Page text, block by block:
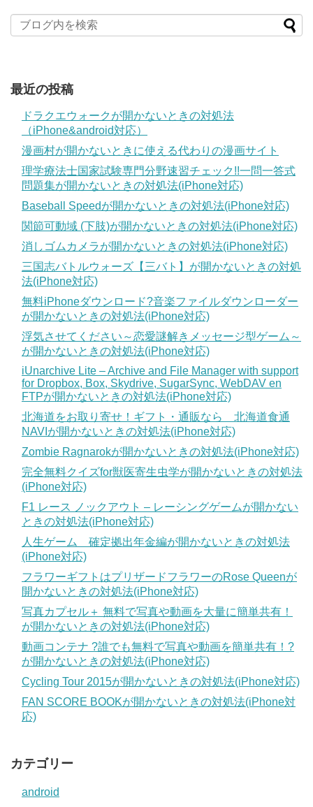
最近の投稿
ドラクエウォークが開かないときの対処法
（iPhone&android対応）
漫画村が開かないときに使える代わりの漫画サイト
理学療法士国家試験専門分野速習チェック!!一問一答式
問題集が開かないときの対処法(iPhone対応)
Baseball Speedが開かないときの対処法(iPhone対応)
関節可動域 (下肢)が開かないときの対処法(iPhone対応)
消しゴムカメラが開かないときの対処法(iPhone対応)
三国志バトルウォーズ【三バト】が開かないときの対処
法(iPhone対応)
無料iPhoneダウンロード?音楽ファイルダウンローダー
が開かないときの対処法(iPhone対応)
浮気させてください～恋愛謎解きメッセージ型ゲーム～
が開かないときの対処法(iPhone対応)
iUnarchive Lite – Archive and File Manager with support
for Dropbox, Box, Skydrive, SugarSync, WebDAV en
FTPが開かないときの対処法(iPhone対応)
北海道をお取り寄せ！ギフト・通販なら 北海道食通
NAVIが開かないときの対処法(iPhone対応)
Zombie Ragnarokが開かないときの対処法(iPhone対応)
完全無料クイズfor獣医寄生虫学が開かないときの対処法
(iPhone対応)
F1 レース ノックアウト – レーシングゲームが開かない
ときの対処法(iPhone対応)
人生ゲーム 確定拠出年金編が開かないときの対処法
(iPhone対応)
フラワーギフトはプリザードフラワーのRose Queenが
開かないときの対処法(iPhone対応)
写真カプセル＋ 無料で写真や動画を大量に簡単共有！
が開かないときの対処法(iPhone対応)
動画コンテナ ?誰でも無料で写真や動画を簡単共有！?
が開かないときの対処法(iPhone対応)
Cycling Tour 2015が開かないときの対処法(iPhone対応)
FAN SCORE BOOKが開かないときの対処法(iPhone対
応)
カテゴリー
android